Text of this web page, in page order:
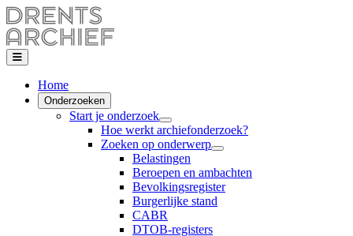
Home
Onderzoeken
Start je onderzoek
Hoe werkt archiefonderzoek?
Zoeken op onderwerp
Belastingen
Beroepen en ambachten
Bevolkingsregister
Burgerlijke stand
CABR
DTOB-registers